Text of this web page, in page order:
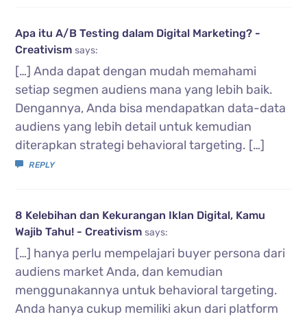
Apa itu A/B Testing dalam Digital Marketing? -
Creativism says:
[…] Anda dapat dengan mudah memahami
setiap segmen audiens mana yang lebih baik.
Dengannya, Anda bisa mendapatkan data-data
audiens yang lebih detail untuk kemudian
diterapkan strategi behavioral targeting. […]
REPLY
8 Kelebihan dan Kekurangan Iklan Digital, Kamu
Wajib Tahu! - Creativism says:
[…] hanya perlu mempelajari buyer persona dari
audiens market Anda, dan kemudian
menggunakannya untuk behavioral targeting.
Anda hanya cukup memiliki akun dari platform